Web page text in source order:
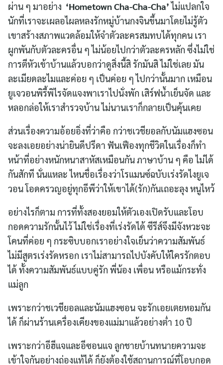
ผ่าน ๆ มาอย่าง ‘Hometown Cha-Cha-Cha’ไม่แปลกใจ
นักที่เราจะเผลอไผลหลงรักหมู่บ้านกงจินขึ้นมาโดยไม่รู้ตัว
เขาสร้างสภาพแวดล้อมให้จำตัวละครสมทบได้ทุกคน เรา
ผูกพันกับตัวละครอื่น ๆ ไม่น้อยไปกว่าตัวละครหลัก ซึ่งไม่ใช่
การตีหัวเข้าบ้านแล้วบอกว่าดูสิ่งนี้สิ รักมันสิ ไม่ใช่เลย มัน
ละเมียดละไมและค่อย ๆ เป็นค่อย ๆ ไปกว่านั้นมาก เหมือน
ยูเจวอนพิรี้พิไรจัดแจงพาเราไปนั่งพัก เสิร์ฟน้ำเย็นจัด และ
หลอกล่อให้เราสำรวจบ้าน ไม่นานเราก็กลายเป็นคุ้นเคย
ส่วนเรื่องความอ้อยอิ่งที่ว่าคือ กว่าชเวชียอลกับนัมแฮงซอน
จะลงเอยอย่างน่ายินดีปรีดา ฟันเฟืองทุกชีวิตในเรื่องก็ทำ
หน้าที่อย่างหนักหนาสาหัสเหมือนกัน ภาษาบ้าน ๆ คือ ไม่ได้
กันสักที นั่นแหละ ไหนชื่อเรื่องว่าโรแมนซ์ฉบับเร่งรัดไงยูเจ
วอน โอดครวญอยู่ทุกอีพีว่าให้เขาได้(รัก)กันเถอะลุง หนูไหว้
อย่างไรก็ตาม การที่ทั้งสองยอมให้ตัวเองเปิดรับและโอบ
กอดความรักนั้นไว้ ไม่ใช่เรื่องที่เร่งรัดได้ ซีรีส์จึงมีจังหวะจะ
โคนที่ค่อย ๆ กระซิบบอกเราอย่างใจเย็นว่าความสัมพันธ์
ไม่มีสูตรเร่งรัดหรอก เราไม่สามารถไปบังคับให้ใครรักตอบ
ได้ ทั้งความสัมพันธ์แบบคู่รัก พี่น้อง เพื่อน หรือแม้กระทั่ง
แม่ลูก
เพราะกว่าชเวชียอลและนัมแฮงซอน จะรักเอยเตยหอมกัน
ได้ ก็ผ่านร้านเครื่องเคียงของแม่มาแล้วอย่างต่ำ 10 ปี
เพราะกว่าอีฮีแจและอีซอนแจ ลูกชายบ้านทนายความจะ
เข้าใจกันอย่างถ่องแท้ได้ ก็ยังต้องใช้สถานการณ์ที่โอบกอด